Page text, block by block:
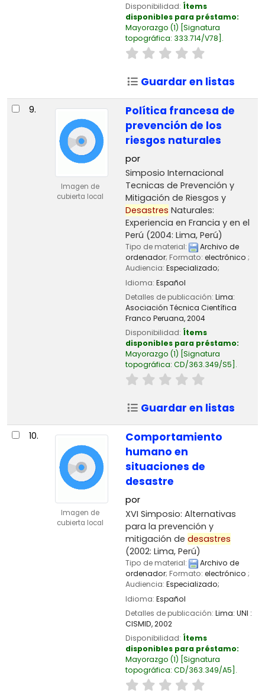
Disponibilidad: Ítems
disponibles para préstamo:
Mayorazgo (1) Signatura
topográfica: 333.714/V78 .
Guardar en listas
9.
Imagen de
cubierta local
Política francesa de
prevención de los
riesgos naturales
por
Simposio Internacional
Tecnicas de Prevención y
Mitigación de Riesgos y
Desastres Naturales:
Experiencia en Francia y en el
Perú (2004: Lima, Perú)
Tipo de material:
Archivo de
ordenador; Formato: electrónico ;
Audiencia: Especializado;
Idioma: Español
Detalles de publicación: Lima:
Asociación Técnica Científica
Franco Peruana,2004
Disponibilidad: Ítems
disponibles para préstamo:
Mayorazgo (1) Signatura
topográfica: CD/363.349/S5 .
Guardar en listas
10.
Imagen de
cubierta local
Comportamiento
humano en
situaciones de
desastre
por
XVI Simposio: Alternativas
para la prevención y
mitigación de desastres
(2002: Lima, Perú)
Tipo de material:
Archivo de
ordenador; Formato: electrónico ;
Audiencia: Especializado;
Idioma: Español
Detalles de publicación: Lima: UNI :
CISMID,2002
Disponibilidad: Ítems
disponibles para préstamo:
Mayorazgo (1) Signatura
topográfica: CD/363.349/A5 .